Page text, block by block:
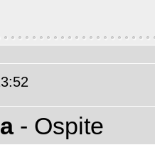
- Ospite